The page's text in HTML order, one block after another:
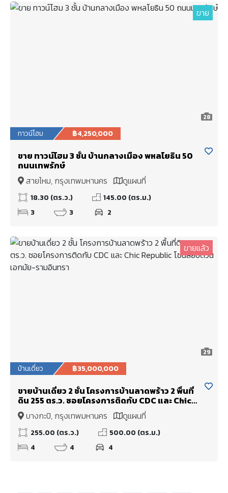
28
ขาย
ทาวน์โฮม ฿4,250,000
ขาย ทาวน์โฮม 3 ชั้น บ้านกลางเมือง พหลโยธิน 50
ถนนเทพรักษ์
สายไหม, กรุงเทพมหานคร
ดูแผนที่
18.30 (ตร.ว.)
145.00 (ตร.ม.)
3
3 2
29
ขายแล้ว
บ้านเดี่ยว ฿35,000,000
ขายบ้านเดี่ยว 2 ชั้น โครงการบ้านลาดพร้าว 2 พื้นที่
ดิน 255 ตร.ว. ซอยโครงการติดกับ CDC และ Chic
Republic โซนลียบด่วน เอกมัย-รามอินทรา
บางกะปิ, กรุงเทพมหานคร ดูแผนที่
255.00 (ตร.ว.)
500.00 (ตร.ม.)
4
4 4